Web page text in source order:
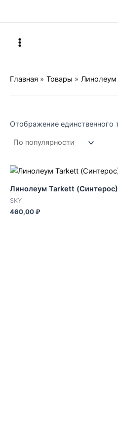
Menu
Главная Товары Линолеум
Отображение единственного
Линолеум Tarkett (Синтерос)
SKY
460,00₽